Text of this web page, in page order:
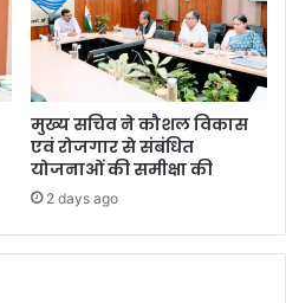
मुख्य सचिव ने कौशल विकास
एवं रोजगार से संबंधित
योजनाओं की समीक्षा की
2 days ago